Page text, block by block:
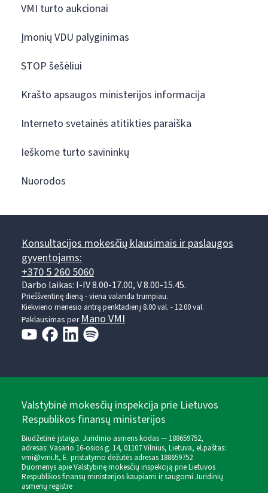
VMI turto aukcionai
Įmonių VDU palyginimas
STOP šešėliui
Krašto apsaugos ministerijos informacija
Interneto svetainės atitikties paraiška
Ieškome turto savininkų
Nuorodos
Konsultacijos mokesčių klausimais ir paslaugos
gyventojams:
+370 5 260 5060
Darbo laikas: I-IV 8.00-17.00, V 8.00-15.45.
Prieššventinę dieną - viena valanda trumpiau.
Kiekvieno mėnesio antrą penktadienį 8.00 val. - 12.00 val.
Paklausimas per Mano VMI
Valstybinė mokesčių inspekcija prie Lietuvos
Respublikos finansų ministerijos
Biudžetinė įstaiga. Juridinio asmens kodas — 188659752,
adresas: Vasario 16-osios g. 14, 01107 Vilnius, Lietuva, el.paštas:
vmi@vmi.lt, E. pristatymo dėžutės adresas 188659752
Duomenys apie Valstybinę mokesčių inspekciją prie Lietuvos
Respublikos finansų ministerijos kaupiami ir saugomi Juridinių
asmenų registre